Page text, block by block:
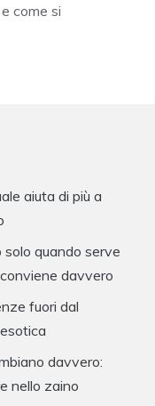
come si
aiuta di più a
solo quando serve
davvero
fuori dal
davvero:
nello zaino